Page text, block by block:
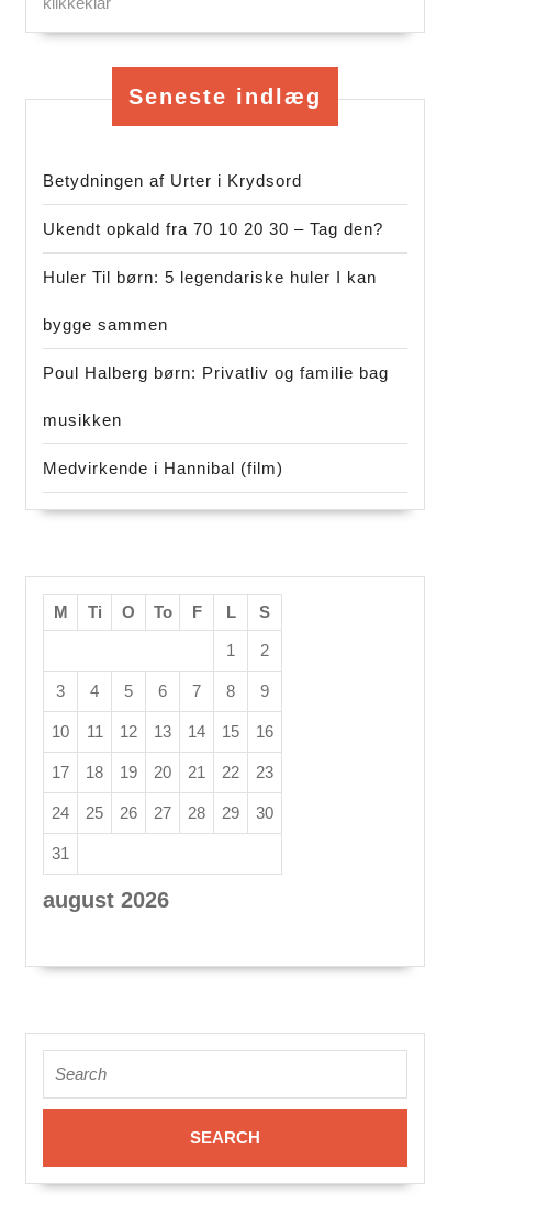
Seneste indlæg
Betydningen af Urter i Krydsord
Ukendt opkald fra 70 10 20 30 – Tag den?
Huler Til børn: 5 legendariske huler I kan
bygge sammen
Poul Halberg børn: Privatliv og familie bag
musikken
Medvirkende i Hannibal (film)
august 2026
M Ti O To F L S
1 2
3 4 5 6 7 8 9
10 11 12 13 14 15 16
17 18 19 20 21 22 23
24 25 26 27 28 29 30
31
for: